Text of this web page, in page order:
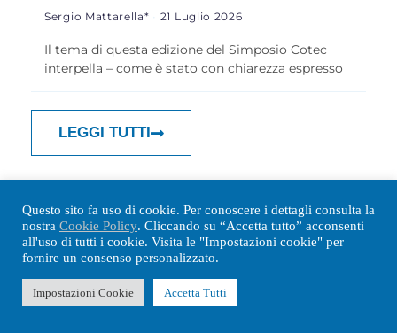
Sergio Mattarella* 21 Luglio 2026
Il tema di questa edizione del Simposio Cotec
interpella – come è stato con chiarezza espresso
LEGGI TUTTI
Archivio Newsletter
21 Luglio 2026 - Newsletter Informazioni
Questo sito fa uso di cookie. Per conoscere i dettagli consulta la
nostra Cookie Policy. Cliccando su “Accetta tutto” acconsenti
all'uso di tutti i cookie. Visita le "Impostazioni cookie" per
fornire un consenso personalizzato.
Impostazioni Cookie Accetta Tutti